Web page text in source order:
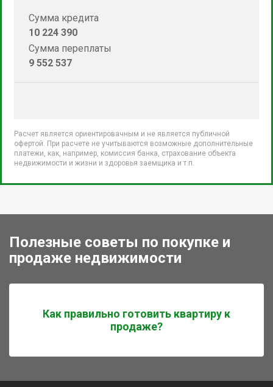
Сумма кредита
10 224 390
Сумма переплаты
9 552 537
Расчет является ориентировачным и не является публичной
офертой. При расчете не учитываются возможные дополнительные
платежи, как, например, комиссия банка, страхование объекта
недвижимости и жизни и здоровья заемщика и т.п.
Полезные советы по покупке и
продаже недвижимости
Как правильно готовить квартиру к
продаже?